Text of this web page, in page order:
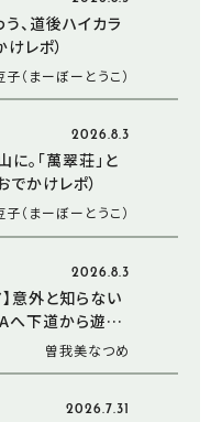
、道後ハイカラ
レポ）
（まーぼーとうこ）
2026.8.3
。「萬翠荘」と
でかけレポ）
（まーぼーとうこ）
2026.8.3
意外と知らない
へ下道から遊び
・おでかけレポ）
曽我美なつめ
2026.7.31